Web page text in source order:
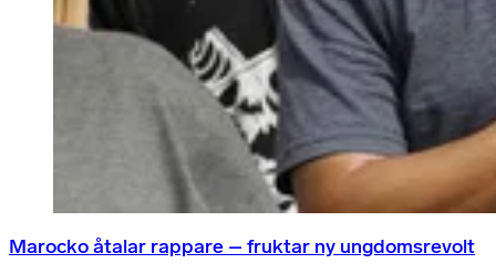
Marocko åtalar rappare – fruktar ny ungdomsrevolt